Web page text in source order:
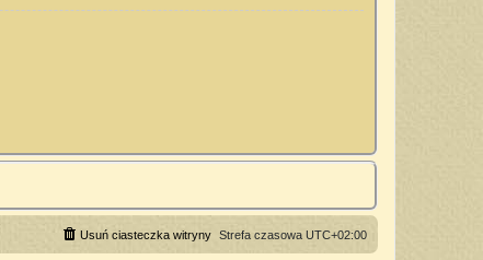
Strefa czasowa UTC+02:00
Usuń ciasteczka witryny